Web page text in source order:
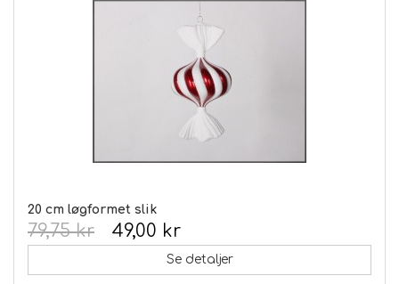
20 cm løgformet slik
49,00 kr
79,75 kr
Se detaljer